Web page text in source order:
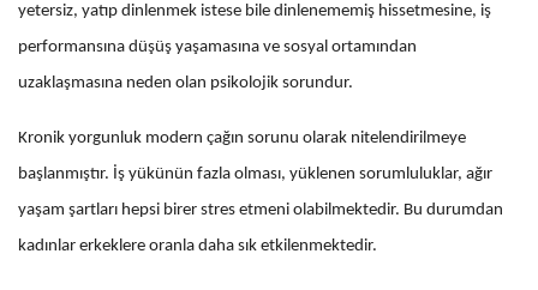
yetersiz, yatıp dinlenmek istese bile dinlenememiş hissetmesine, iş
performansına düşüş yaşamasına ve sosyal ortamından
uzaklaşmasına neden olan psikolojik sorundur.
Kronik yorgunluk modern çağın sorunu olarak nitelendirilmeye
başlanmıştır. İş yükünün fazla olması, yüklenen sorumluluklar, ağır
yaşam şartları hepsi birer stres etmeni olabilmektedir. Bu durumdan
kadınlar erkeklere oranla daha sık etkilenmektedir.